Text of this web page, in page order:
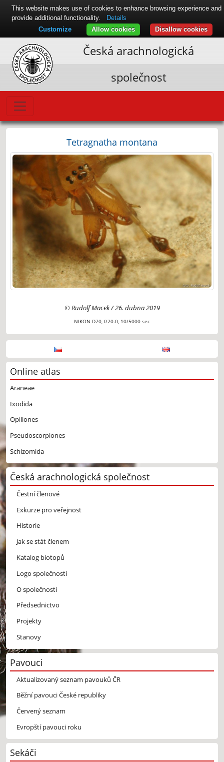
Česká arachnologická
společnost
Tetragnatha montana
© Rudolf Macek / 26. dubna 2019
NIKON D70, f/20.0, 10/5000 sec
Online atlas
Araneae
Ixodida
Opiliones
Pseudoscorpiones
Schizomida
Česká arachnologická společnost
Čestní členové
Exkurze pro veřejnost
Historie
Jak se stát členem
Katalog biotopů
Logo společnosti
O společnosti
Předsednictvo
Projekty
Stanovy
Pavouci
Aktualizovaný seznam pavouků ČR
Běžní pavouci České republiky
Červený seznam
Evropští pavouci roku
Sekáči
This website makes use of cookies to enhance browsing experience and
provide additional functionality.
Details
Disallow cookies
Allow cookies
Customize